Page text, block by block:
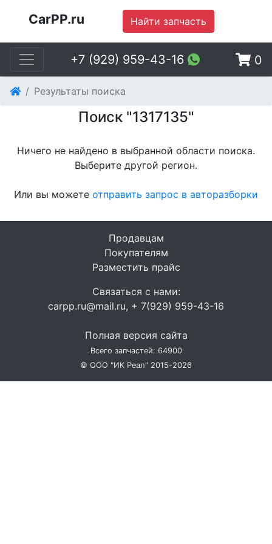
CarPP.ru Найти запчасть
+7 (929) 959-43-16 0
Результаты поиска
Поиск "1317135"
Ничего не найдено в выбранной области поиска.
Выберите другой регион.
Или вы можете отправить запрос в авторазборки
Продавцам
Покупателям
Разместить прайс
Связаться с нами:
carpp.ru@mail.ru, + 7(929) 959-43-16
Полная версия сайта
Всего запчастей: 64900
© ООО "ИК Реал" 2015-2026